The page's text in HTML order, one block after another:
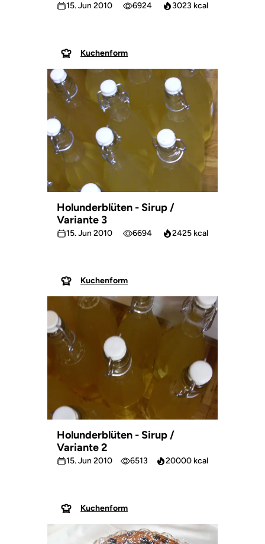
15. Jun 2010 6924 3023 kcal
Kuchenform
Holunderblüten - Sirup /
Variante 3
15. Jun 2010 6694 2425 kcal
Kuchenform
Holunderblüten - Sirup /
Variante 2
15. Jun 2010 6513 20000 kcal
Kuchenform